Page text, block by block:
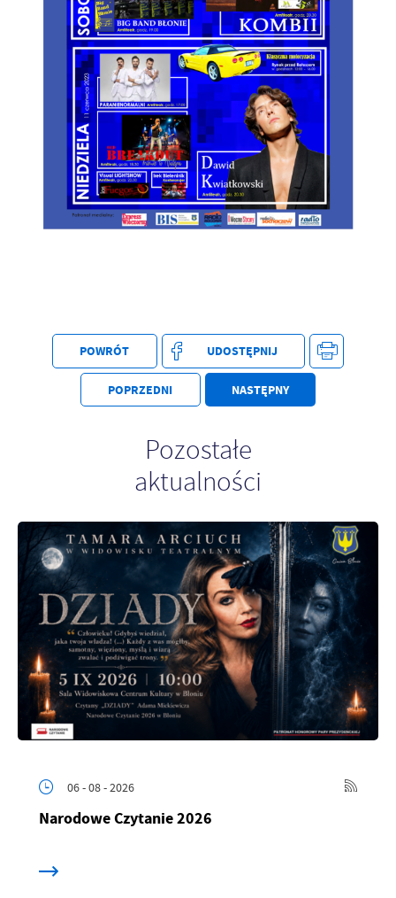
POWRÓT UDOSTĘPNIJ
POPRZEDNI NASTĘPNY
Pozostałe
aktualności
06 - 08 - 2026
Narodowe Czytanie 2026